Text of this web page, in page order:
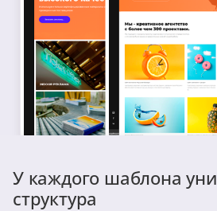
У каждого шаблона
структура